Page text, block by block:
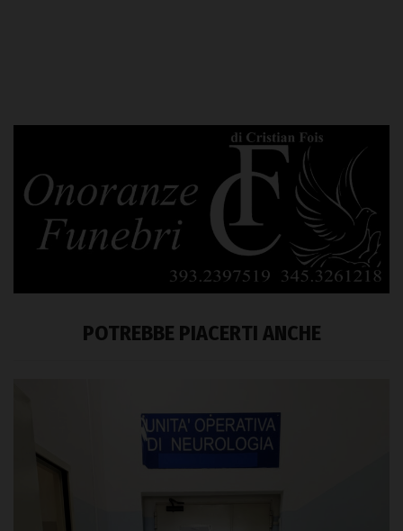
POTREBBE PIACERTI ANCHE